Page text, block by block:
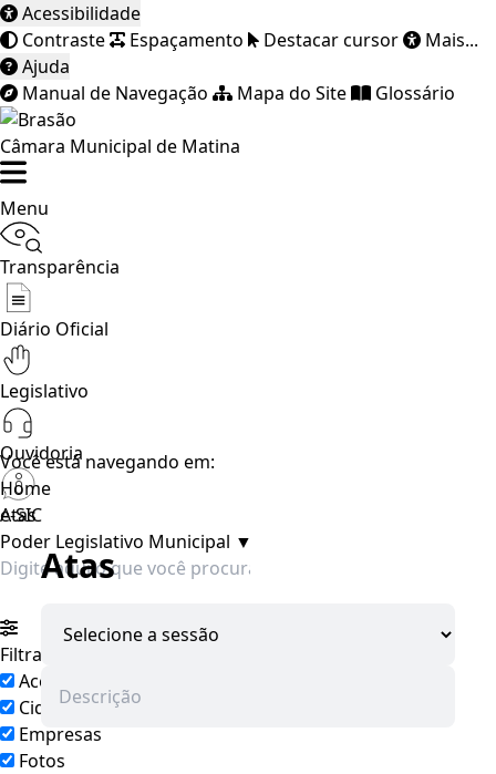
Acessibilidade
Contraste
Espaçamento Destacar cursor
Mais...
Ajuda
Manual de Navegação
Mapa do Site Glossário
Câmara Municipal de Matina
Menu
Transparência
Diário Oficial
Legislativo
Ouvidoria
e-SIC
Poder Legislativo Municipal ▼
Filtrar por todos
Acesso à Informação
Cidadão
Empresas
Fotos
Você está navegando em:
Home
Atas
Atas